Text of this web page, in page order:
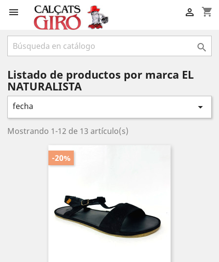
 shopping_cart


Listado de productos por marca EL
NATURALISTA
fecha 
Mostrando 1-12 de 13 artículo(s)
-20%